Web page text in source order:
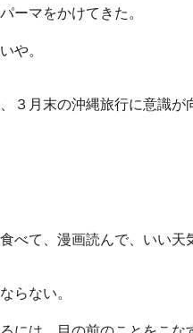
ーマをかけてきた。
や。
３月末の沖縄旅行に意識が
べて、漫画読んで、いい天
らない。